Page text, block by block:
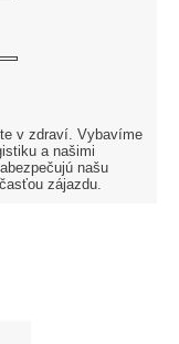
v zdraví. Vybavíme
a našimi
našu
zájazdu.